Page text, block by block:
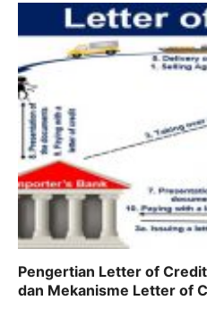
Pengertian Letter of
dan Mekanisme Letter of